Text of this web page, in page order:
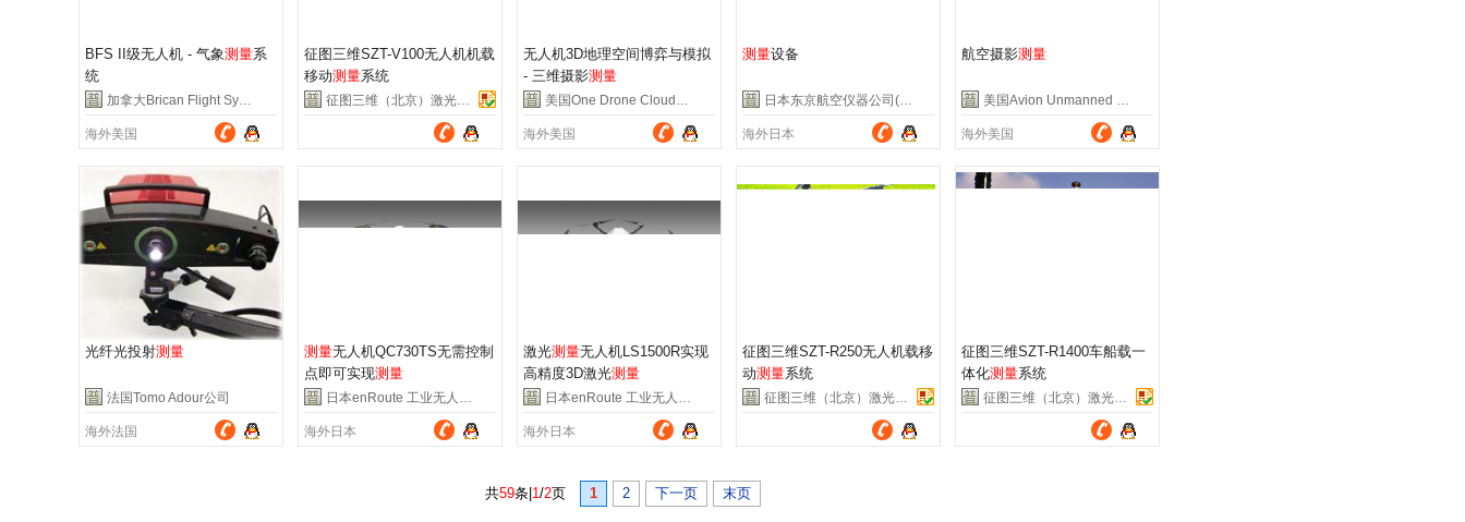
BFS II级无人机 - 气象测量系
统
加拿大Brican Flight Systems 公司
海外美国
征图三维SZT-V100无人机机载
移动测量系统
征图三维（北京）激光技术有限公司
无人机3D地理空间博弈与模拟
- 三维摄影测量
美国One Drone Cloud公司
海外美国
测量设备
日本东京航空仪器公司(TKK)
海外日本
航空摄影测量
美国Avion Unmanned Solutions公司
海外美国
光纤光投射测量
法国Tomo Adour公司
海外法国
测量无人机QC730TS无需控制
点即可实现测量
日本enRoute 工业无人机公司
海外日本
激光测量无人机LS1500R实现
高精度3D激光测量
日本enRoute 工业无人机公司
海外日本
征图三维SZT-R250无人机载移
动测量系统
征图三维（北京）激光技术有限公司
征图三维SZT-R1400车船载一
体化测量系统
征图三维（北京）激光技术有限公司
共59条| 1/2页 1 2 下一页 末页